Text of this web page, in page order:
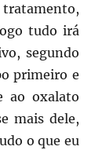
tudo irá
segundo
primeiro e
ao oxalato
mais dele,
o que eu